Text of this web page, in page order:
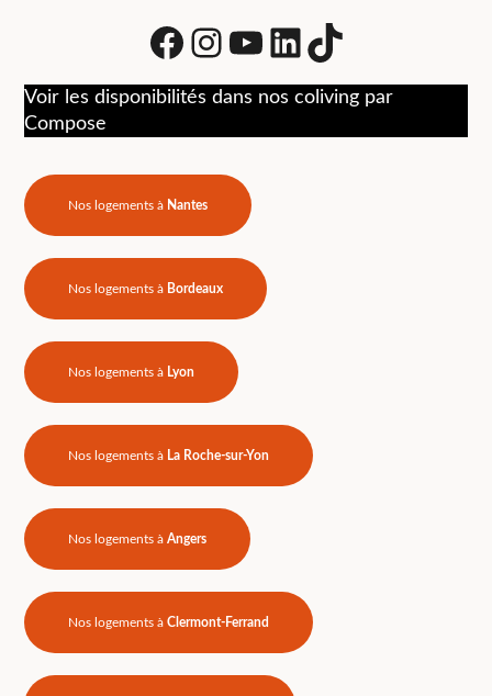
Facebook
Instagram
Youtube
LinkedIn
tiktok
Voir les disponibilités dans nos coliving par
Compose
Nos logements à Nantes
Nos logements à Bordeaux
Nos logements à Lyon
Nos logements à La Roche-sur-Yon
Nos logements àAngers
Nos logements àClermont-Ferrand